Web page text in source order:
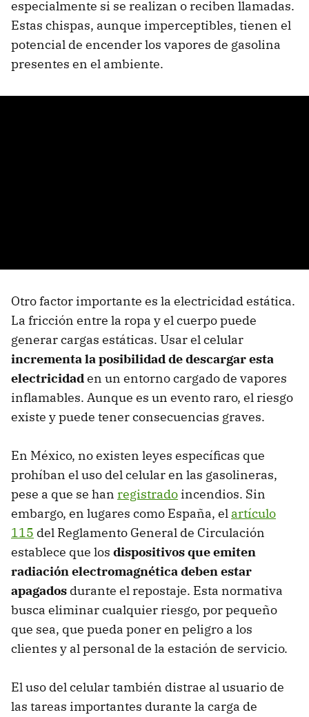
especialmente si se realizan o reciben llamadas.
Estas chispas, aunque imperceptibles, tienen el
potencial de encender los vapores de gasolina
presentes en el ambiente.
Otro factor importante es la electricidad estática.
La fricción entre la ropa y el cuerpo puede
generar cargas estáticas. Usar el celular
incrementa la posibilidad de descargar esta
electricidaden un entorno cargado de vapores
inflamables. Aunque es un evento raro, el riesgo
existe y puede tener consecuencias graves.
En México, no existen leyes específicas que
prohíban el uso del celular en las gasolineras,
pese a que se han registrado incendios. Sin
embargo, en lugares como España, el artículo
115 del Reglamento General de Circulación
establece que los dispositivos que emiten
radiación electromagnética deben estar
apagados durante el repostaje. Esta normativa
busca eliminar cualquier riesgo, por pequeño
que sea, que pueda poner en peligro a los
clientes y al personal de la estación de servicio.
El uso del celular también distrae al usuario de
las tareas importantes durante la carga de